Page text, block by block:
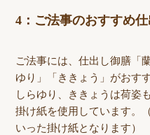
4：ご法事のおすすめ
ご法事には、仕出し御膳「
ゆり」「ききょう」がおす
しらゆり、ききょうは荷姿
掛け紙を使用しています。
いった掛け紙となります）